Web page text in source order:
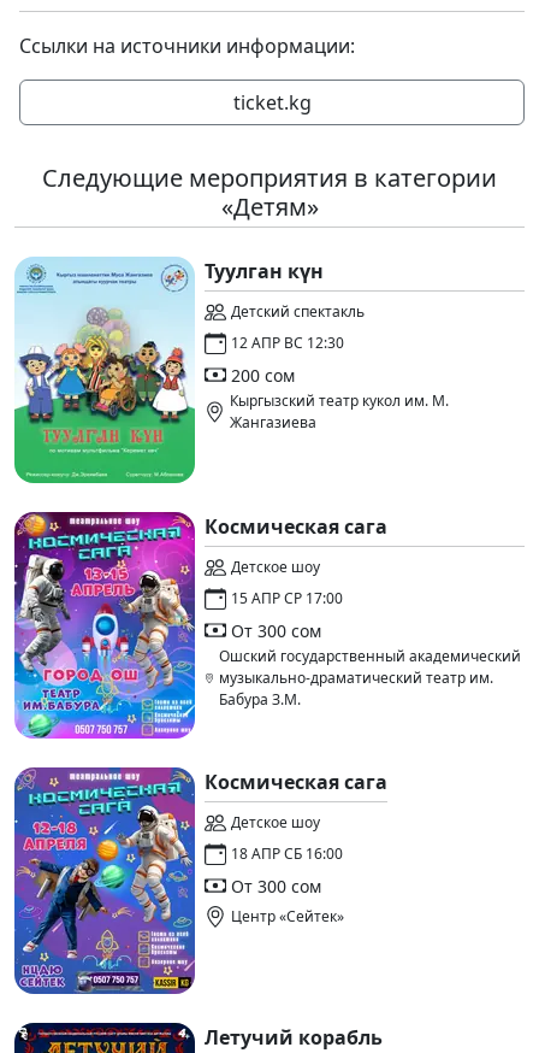
Ссылки на источники информации:
ticket.kg
Следующие мероприятия в категории
«Детям»
Туулган күн
Детский спектакль
12 АПР ВС 12:30
200 сом
Кыргызский театр кукол им. М.
Жангазиева
Космическая сага
Детское шоу
15 АПР СР 17:00
От 300 сом
Ошский государственный академический
музыкально-драматический театр им.
Бабура З.М.
Космическая сага
Детское шоу
18 АПР СБ 16:00
От 300 сом
Центр «Сейтек»
Летучий корабль